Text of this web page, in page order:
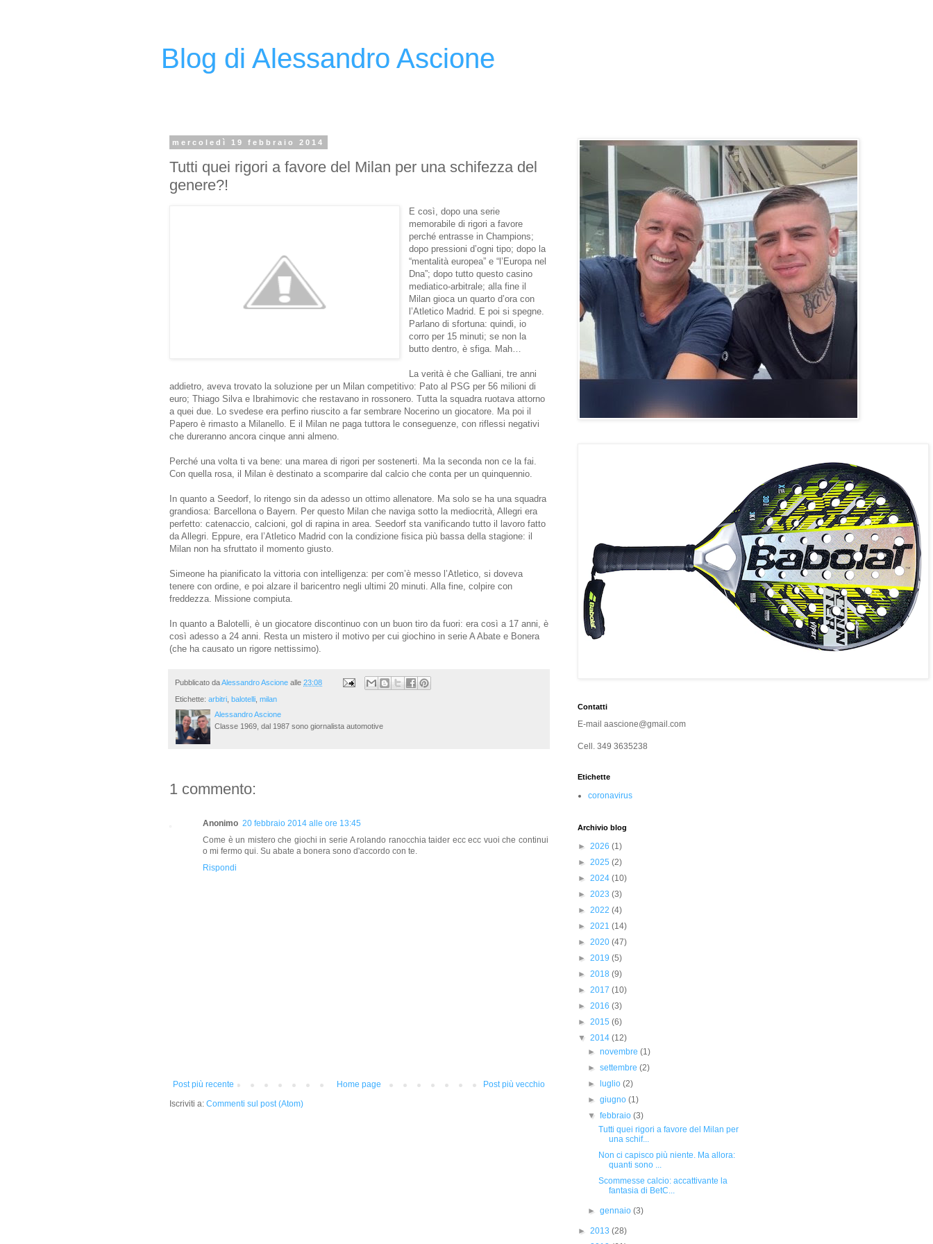
Blog di Alessandro Ascione
mercoledì 19 febbraio 2014
Tutti quei rigori a favore del Milan per una schifezza del
genere?!
E così, dopo una serie
memorabile di rigori a favore
perché entrasse in Champions;
dopo pressioni d’ogni tipo; dopo la
“mentalità europea” e “l’Europa nel
Dna”; dopo tutto questo casino
mediatico-arbitrale; alla fine il
Milan gioca un quarto d’ora con
l’Atletico Madrid. E poi si spegne.
Parlano di sfortuna: quindi, io
corro per 15 minuti; se non la
butto dentro, è sfiga. Mah…
La verità è che Galliani, tre anni
addietro, aveva trovato la soluzione per un Milan competitivo: Pato al PSG per 56 milioni di
euro; Thiago Silva e Ibrahimovic che restavano in rossonero. Tutta la squadra ruotava attorno
a quei due. Lo svedese era perfino riuscito a far sembrare Nocerino un giocatore. Ma poi il
Papero è rimasto a Milanello. E il Milan ne paga tuttora le conseguenze, con riflessi negativi
che dureranno ancora cinque anni almeno.
Perché una volta ti va bene: una marea di rigori per sostenerti. Ma la seconda non ce la fai.
Con quella rosa, il Milan è destinato a scomparire dal calcio che conta per un quinquennio.
In quanto a Seedorf, lo ritengo sin da adesso un ottimo allenatore. Ma solo se ha una squadra
grandiosa: Barcellona o Bayern. Per questo Milan che naviga sotto la mediocrità, Allegri era
perfetto: catenaccio, calcioni, gol di rapina in area. Seedorf sta vanificando tutto il lavoro fatto
da Allegri. Eppure, era l’Atletico Madrid con la condizione fisica più bassa della stagione: il
Milan non ha sfruttato il momento giusto.
Simeone ha pianificato la vittoria con intelligenza: per com’è messo l’Atletico, si doveva
tenere con ordine, e poi alzare il baricentro negli ultimi 20 minuti. Alla fine, colpire con
freddezza. Missione compiuta.
In quanto a Balotelli, è un giocatore discontinuo con un buon tiro da fuori: era così a 17 anni, è
così adesso a 24 anni. Resta un mistero il motivo per cui giochino in serie A Abate e Bonera
(che ha causato un rigore nettissimo).
Pubblicato daAlessandro Ascione alle 23:08
Etichette: arbitri balotelli milan
Alessandro Ascione
Classe 1969, dal 1987 sono giornalista automotive
1 commento:
Anonimo 20 febbraio 2014 alle ore 13:45
Come è un mistero che giochi in serie A rolando ranocchia taider ecc ecc vuoi che continui
o mi fermo qui. Su abate a bonera sono d'accordo con te.
Rispondi
Post più recente Post più vecchio
Home page
Iscriviti a: Commenti sul post (Atom)
Contatti
E-mail aascione@gmail.com
Cell. 349 3635238
Etichette
coronavirus
Archivio blog
► 2026 (1)
► 2025 (2)
► 2024 (10)
► 2023 (3)
► 2022 (4)
► 2021 (14)
► 2020 (47)
► 2019 (5)
► 2018 (9)
► 2017 (10)
► 2016 (3)
► 2015 (6)
▼ 2014 (12)
►novembre(1)
►settembre(2)
►
luglio(2)
►giugno(1)
▼febbraio(3)
Tutti quei rigori a favore del Milan per
una schif...
Non ci capisco più niente. Ma allora:
quanti sono ...
Scommesse calcio: accattivante la
fantasia di BetC...
►gennaio(3)
► 2013 (28)